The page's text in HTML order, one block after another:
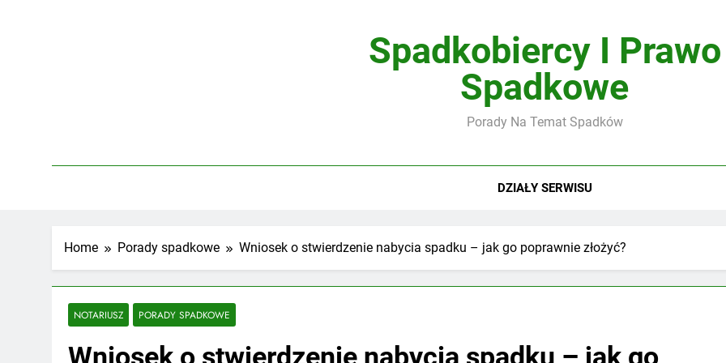
Spadkobiercy I Prawo
Spadkowe
Porady Na Temat Spadków
DZIAŁY SERWISU
Home Porady spadkowe Wniosek o stwierdzenie nabycia spadku – jak go poprawnie złożyć?
NOTARIUSZ PORADY SPADKOWE
Wniosek o stwierdzenie nabycia spadku – jak go